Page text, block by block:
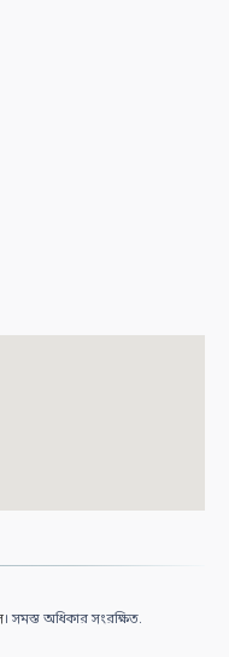
। সমস্ত অধিকার সংরক্ষিত.